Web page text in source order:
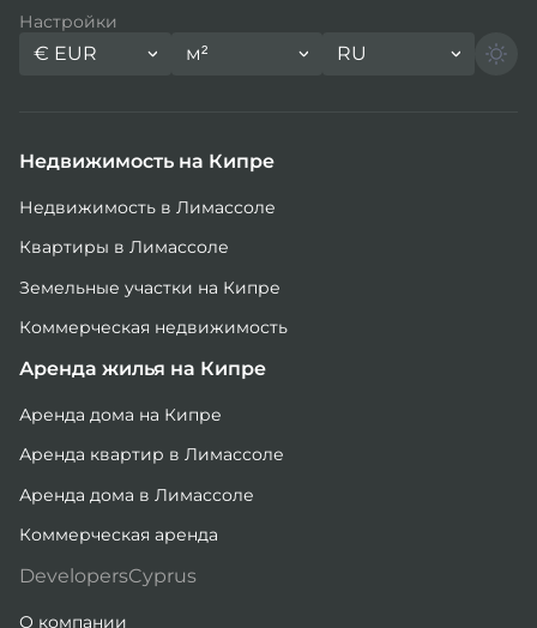
Настройки
€ EUR м² RU
Недвижимость на Кипре
Недвижимость в Лимассоле
Квартиры в Лимассоле
Земельные участки на Кипре
Коммерческая недвижимость
Аренда жилья на Кипре
Аренда дома на Кипре
Аренда квартир в Лимассоле
Аренда дома в Лимассоле
Коммерческая аренда
DevelopersCyprus
О компании